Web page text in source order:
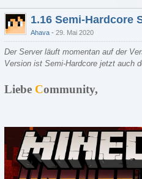
1.16 Semi-Hardcore
Ahava 29. Mai 2020
Der Server läuft momentan auf der
Version ist Semi-Hardcore jetzt auch
Liebe Community,